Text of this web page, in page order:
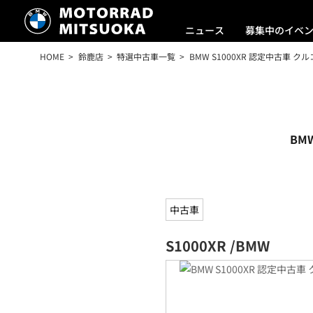
ニュース 募集中のイベ
HOME 鈴鹿店 特選中古車一覧 BMW S1000XR 認定中古車 ク
中古車
S1000XR /BMW